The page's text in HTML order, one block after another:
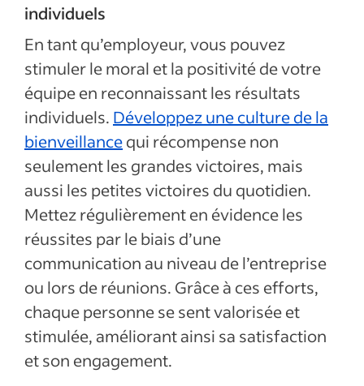
individuels
En tant qu’employeur, vous pouvez
stimuler le moral et la positivité de votre
équipe en reconnaissant les résultats
individuels. Développez une culture de la
bienveillancequi récompense non
seulement les grandes victoires, mais
aussi les petites victoires du quotidien.
Mettez régulièrement en évidence les
réussites par le biais d’une
communication au niveau de l’entreprise
ou lors de réunions. Grâce à ces efforts,
chaque personne se sent valorisée et
stimulée, améliorant ainsi sa satisfaction
et son engagement.